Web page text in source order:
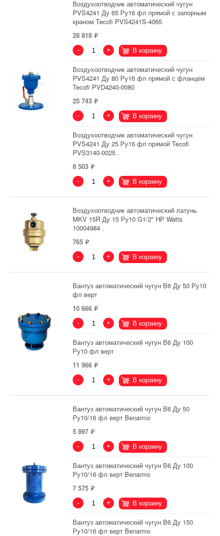
Воздухоотводчик автоматический чугун
PVS4241 Ду 65 Ру16 фл прямой с запорным
краном Tecofi PVS4241S-4065
28 818
- + В корзину
Воздухоотводчик автоматический чугун
PVS4241 Ду 80 Ру16 фл прямой с фланцем
Tecofi PVD4240-0080
25 743
- + В корзину
Воздухоотводчик автоматический чугун
PVS4241 Ду 25 Ру16 фл прямой Tecofi
PVS3140-0025 .
8 503
- + В корзину
Воздухоотводчик автоматический латунь
MKV 15R Ду 15 Ру10 G1/2" НР Watts
10004984 .
765
- + В корзину
Вантуз автоматический чугун В6 Ду 50 Ру10
фл верт
10 666
- + В корзину
Вантуз автоматический чугун В6 Ду 100
Ру10 фл верт
11 966
- + В корзину
Вантуз автоматический чугун В6 Ду 50
Ру10/16 фл верт Benarmo
5 897
- + В корзину
Вантуз автоматический чугун В6 Ду 100
Ру10/16 фл верт Benarmo
7 575
- + В корзину
Вантуз автоматический чугун В6 Ду 150
Ру10/16 фл верт Benarmo